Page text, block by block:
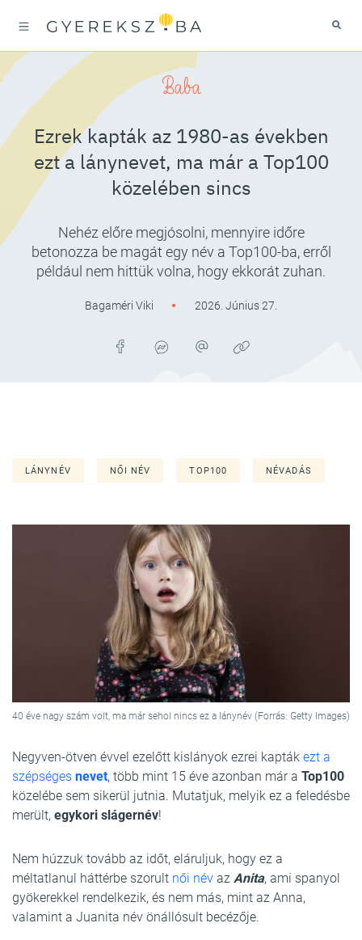
Baba
Ezrek kapták az 1980-as években
ezt a lánynevet, ma már a Top100
közelében sincs
Nehéz előre megjósolni, mennyire időre
betonozza be magát egy név a Top100-ba, erről
például nem hittük volna, hogy ekkorát zuhan.
Bagaméri Viki 2026. Június 27.
LÁNYNÉV NŐI NÉV TOP100 NÉVADÁS
40 éve nagy szám volt, ma már sehol nincs ez a lánynév (Forrás: Getty Images)
Negyven-ötven évvel ezelőtt kislányok ezrei kapták ezt a
szépséges nevet, több mint 15 éve azonban már a Top100
közelébe sem sikerül jutnia. Mutatjuk, melyik ez a feledésbe
merült, egykori slágernév!
Nem húzzuk tovább az időt, eláruljuk, hogy ez a
méltatlanul háttérbe szorult női név az Anita, ami spanyol
gyökerekkel rendelkezik, és nem más, mint az Anna,
valamint a Juanita név önállósult becézője.